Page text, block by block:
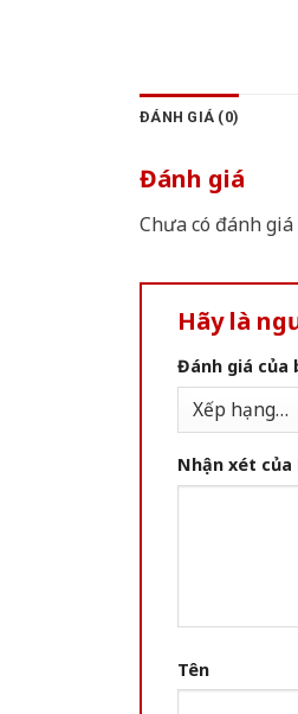
ĐÁNH GIÁ (0)
Đánh giá
Chưa có đánh giá
Hãy là
Đánh giá của
Nhận xét của
Tên